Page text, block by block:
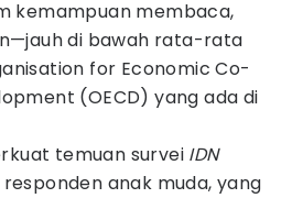
kemampuan membaca,
di bawah rata-rata
for Economic Co-
(OECD) yang ada di
temuan survei IDN
anak muda, yang